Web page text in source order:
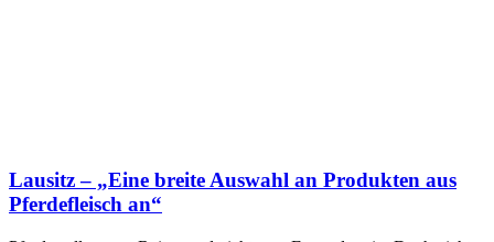
Lausitz – „Eine breite Auswahl an Produkten aus
Pferdefleisch an“